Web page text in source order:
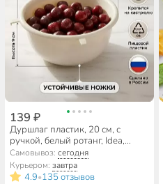
139 ₽
Дуршлаг пластик, 20 см, с
ручкой, белый ротанг, Idea,
М1130
Самовывоз:сегодня
Курьером:завтра
4.9•135 отзывов